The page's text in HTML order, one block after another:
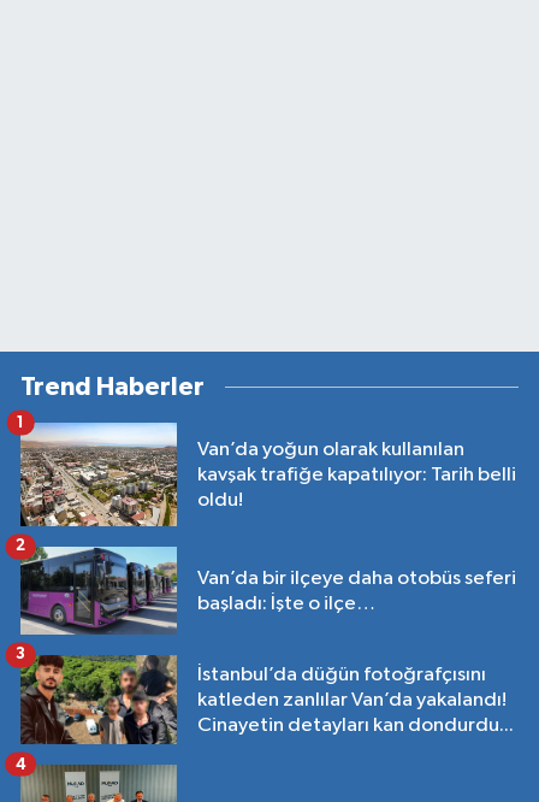
Trend Haberler
Van’da yoğun olarak kullanılan
kavşak trafiğe kapatılıyor: Tarih belli
oldu!
1
Van’da bir ilçeye daha otobüs seferi
başladı: İşte o ilçe…
2
İstanbul’da düğün fotoğrafçısını
katleden zanlılar Van’da yakalandı!
Cinayetin detayları kan dondurdu...
3
4